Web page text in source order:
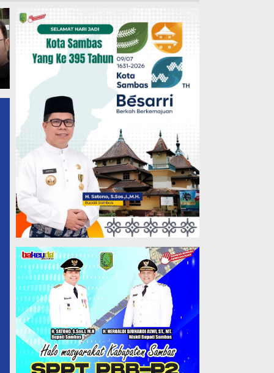
Operation Head I PTPN IV
Regional V Dorong Akselerasi
Produktivitas Melalui
Kunjungan ke Kebun Tabara